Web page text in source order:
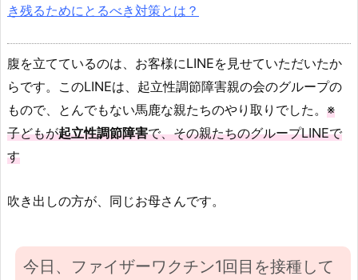
き残るためにとるべき対策とは？
腹を立てているのは、お客様にLINEを見せていただいたか
らです。このLINEは、起立性調節障害親の会のグループの
もので、とんでもない馬鹿な親たちのやり取りでした。 ※
子どもが起立性調節障害で、その親たちのグループLINEで
す
吹き出しの方が、同じお母さんです。
今日、ファイザーワクチン1回目を接種して